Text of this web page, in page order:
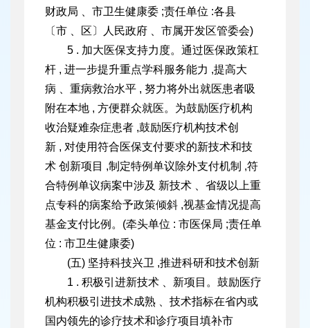
财政局 、市卫生健康委 ;责任单位 :各县
〔市 、区〕
人民政府 、市属开发区管委会)
5 . 加大医保支持力度。通过医保政策杠
杆 , 进一步提升重点学科服务能力 ,提高大
病 、重病救治水平 , 努力将外出就医患者吸
附在本地 , 方便群众就医。为鼓励医疗机构
收治疑难杂症患者 ,鼓励医疗机构技术创
新 , 对使用符合医保支付要求的新技术和技
术 创新项目 ,制定特例单议除外支付机制 ,符
合特例单议病案中涉及 新技术 、省级以上重
点专科的病案给予政策倾斜 ,视基金情况提高
基金支付比例。(牵头单位 : 市医保局 ;责任单
位 : 市卫生健康委)
(五) 坚持科技兴卫 ,推进科研和技术创新
1 . 积极引进新技术 、新项目。鼓励医疗
机构积极引进技术成熟 、技术指标在省内或
国内领先的诊疗技术和诊疗项目填补市